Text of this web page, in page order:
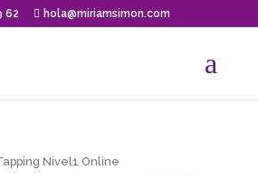
62 hola@miriamsimon.com
Nivel1 Online